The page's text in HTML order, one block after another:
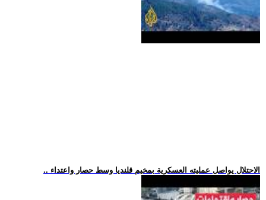
.. الاحتلال يواصل عمليته العسكرية بمخيم قلنديا وسط حصار واعتداء